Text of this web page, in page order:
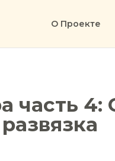
О Проекте
часть